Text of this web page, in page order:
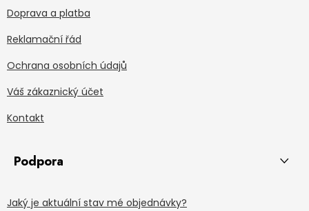
Doprava a platba
Reklamační řád
Ochrana osobních údajů
Váš zákaznický účet
Kontakt
Podpora
Jaký je aktuální stav mé objednávky?